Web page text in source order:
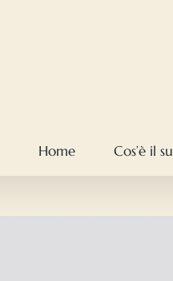
Home Cos’è il